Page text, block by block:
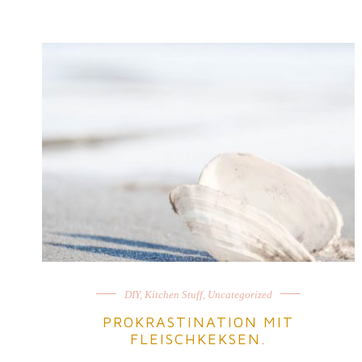
DIY, Kitchen Stuff, Uncategorized
PROKRASTINATION MIT
FLEISCHKEKSEN.